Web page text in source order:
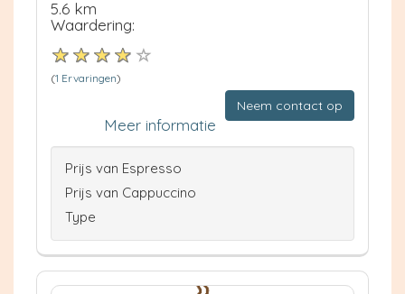
5.6 km
Waardering:
(1 Ervaringen)
Neem contact op
Meer informatie
Prijs van Espresso
Prijs van Cappuccino
Type